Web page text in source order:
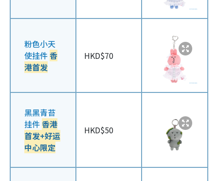
粉色小天
使挂件香
港首发
HKD$70
黑黑青苔
挂件香港
首发+好运
中心限定
HKD$50